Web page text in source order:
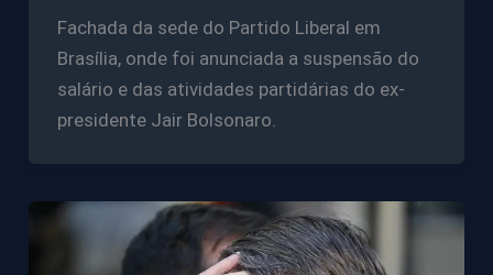
Fachada da sede do Partido Liberal em
Brasília, onde foi anunciada a suspensão do
salário e das atividades partidárias do ex-
presidente Jair Bolsonaro.